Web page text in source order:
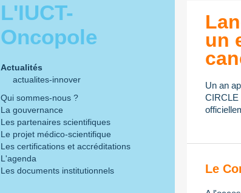
L'IUCT-
Oncopole
Actualités
actualites-innover
Qui sommes-nous ?
La gouvernance
Les partenaires scientifiques
Le projet médico-scientifique
Les certifications et accréditations
L'agenda
Les documents institutionnels
un
Un an
CIRCLE
Le